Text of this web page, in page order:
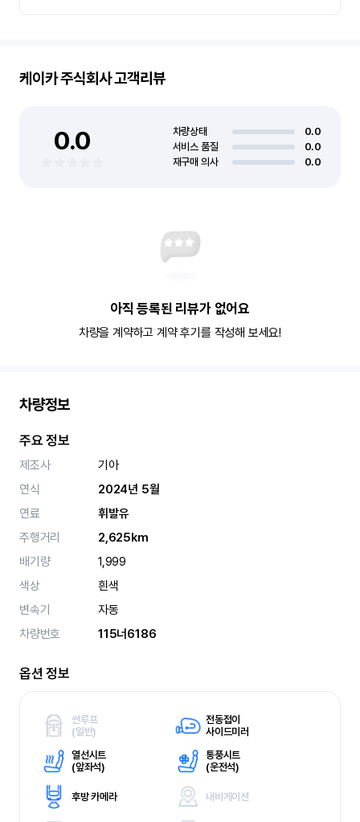
케이카 주식회사고객리뷰
0.0 차량상태
0.0
서비스 품질
0.0
재구매 의사
0.0
아직 등록된 리뷰가 없어요
차량을 계약하고 계약 후기를 작성해 보세요!
차량정보
주요 정보
제조사
기아
연식
2024년 5월
연료
휘발유
주행거리
2,625km
배기량
1,999
색상
흰색
변속기
자동
차량번호
115너6186
옵션 정보
썬루프
(일반)
전동접이
사이드미러
열선시트
(앞좌석)
통풍시트
(운전석)
후방 카메라 내비게이션